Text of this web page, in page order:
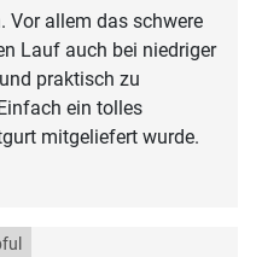
Vor allem das schwere
Lauf auch bei niedriger
praktisch zu
ein tolles
mitgeliefert wurde.